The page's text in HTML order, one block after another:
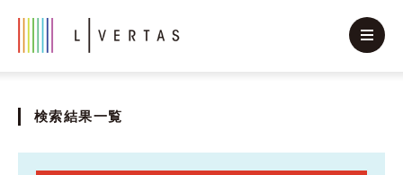
検索結果一覧